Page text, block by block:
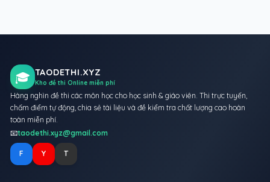
🎓 TAODETHI.XYZ
Kho đề thi Online miễn phí
Hàng nghìn đề thi các môn học cho học sinh & giáo viên. Thi trực tuyến,
chấm điểm tự động, chia sẻ tài liệu và đề kiểm tra chất lượng cao hoàn
toàn miễn phí.
📧taodethi.xyz@gmail.com
F Y T